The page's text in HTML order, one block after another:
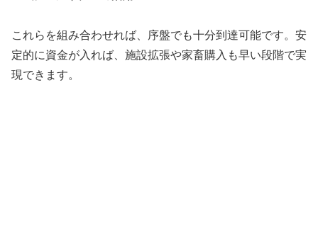
これらを組み合わせれば、序盤でも十分到達可能です。安
定的に資金が入れば、施設拡張や家畜購入も早い段階で実
現できます。